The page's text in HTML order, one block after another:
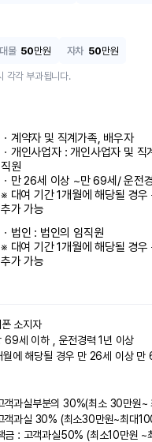
대물 50만원 자차 50만원
각각 부과됩니다.
ㆍ계약자 및 직계가족, 배우자
ㆍ개인사업자 : 개인사업자 및 직
직원
ㆍ만 26세 이상 ~만 69세/ 운전
※ 대여 기간 1개월에 해당될 경우
추가 가능
ㆍ법인 : 법인의 임직원
※ 대여 기간 1개월에 해당될 경우
추가 가능
폰 소지자
69세 이하 , 운전경력 1년 이상
월에 해당될 경우 만 26세 이상 만
객과실부분의 30%(최소 30만원
객과실 30% (최소30만원~최대
금 : 고객과실50% (최소10만원 ~